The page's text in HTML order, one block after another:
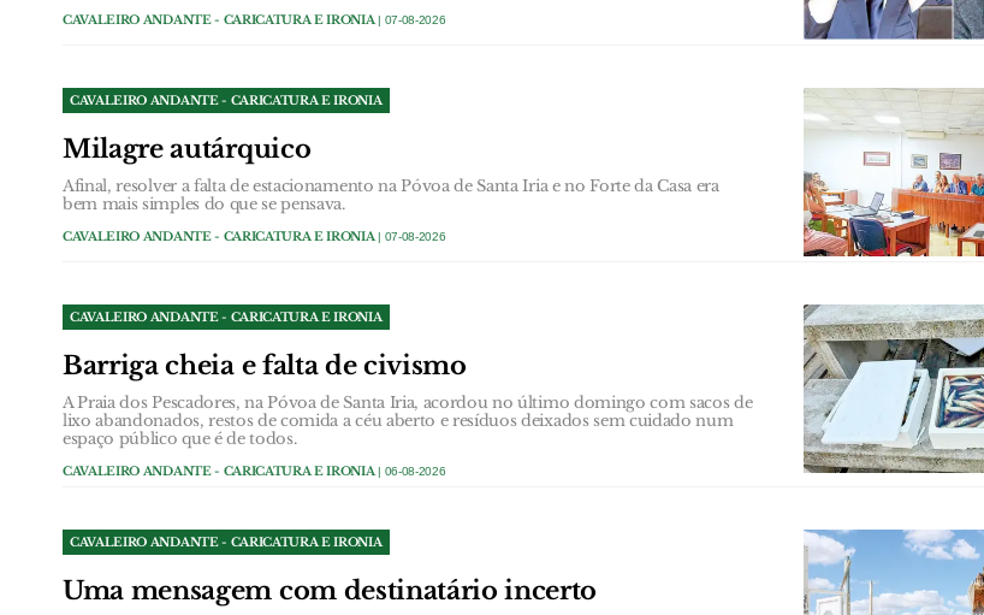
CAVALEIRO ANDANTE - CARICATURA E IRONIA| 07-08-2026
CAVALEIRO ANDANTE - CARICATURA E IRONIA
Milagre autárquico
Afinal, resolver a falta de estacionamento na Póvoa de Santa Iria e no Forte da Casa era
bem mais simples do que se pensava.
CAVALEIRO ANDANTE - CARICATURA E IRONIA | 07-08-2026
CAVALEIRO ANDANTE - CARICATURA E IRONIA
Barriga cheia e falta de civismo
A Praia dos Pescadores, na Póvoa de Santa Iria, acordou no último domingo com sacos de
lixo abandonados, restos de comida a céu aberto e resíduos deixados sem cuidado num
espaço público que é de todos.
CAVALEIRO ANDANTE - CARICATURA E IRONIA | 06-08-2026
CAVALEIRO ANDANTE - CARICATURA E IRONIA
Uma mensagem com destinatário incerto